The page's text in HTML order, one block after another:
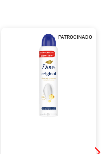
PATROCINADO